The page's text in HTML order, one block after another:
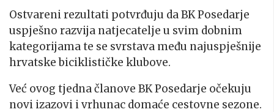
Ostvareni rezultati potvrđuju da BK Posedarje
uspješno razvija natjecatelje u svim dobnim
kategorijama te se svrstava među najuspješnije
hrvatske biciklističke klubove.
Već ovog tjedna članove BK Posedarje očekuju
novi izazovi i vrhunac domaće cestovne sezone.